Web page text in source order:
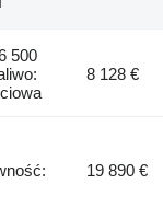
500
8 128 €
19 890 €